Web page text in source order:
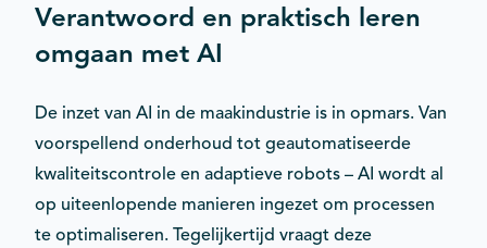
Verantwoord en praktisch leren
omgaan met AI
De inzet van AI in de maakindustrie is in opmars. Van
voorspellend onderhoud tot geautomatiseerde
kwaliteitscontrole en adaptieve robots – AI wordt al
op uiteenlopende manieren ingezet om processen
te optimaliseren. Tegelijkertijd vraagt deze